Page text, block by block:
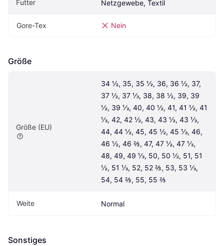
Futter Netzgewebe, Textil
Gore-Tex Nein
Größe
Größe (EU)
34 ½, 35, 35 ½, 36, 36 ½, 37,
37 ½, 37 ⅓, 38, 38 ½, 39, 39
½, 39 ⅓, 40, 40 ½, 41, 41 ½, 41
⅓, 42, 42 ½, 43, 43 ½, 43 ⅓,
44, 44 ½, 45, 45 ½, 45 ⅓, 46,
46 ½, 46 ⅔, 47, 47 ½, 47 ⅓,
48, 49, 49 ⅓, 50, 50 ½, 51, 51
½, 51 ⅓, 52, 52 ⅔, 53, 53 ⅓,
54, 54 ⅔, 55, 55 ⅔
Weite Normal
Sonstiges